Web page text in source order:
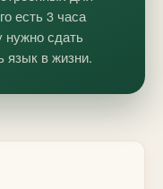
есть 3 часа
нужно сдать
язык в жизни.